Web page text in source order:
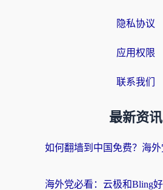
隐私协议
应用权限
联系我们
最新资讯